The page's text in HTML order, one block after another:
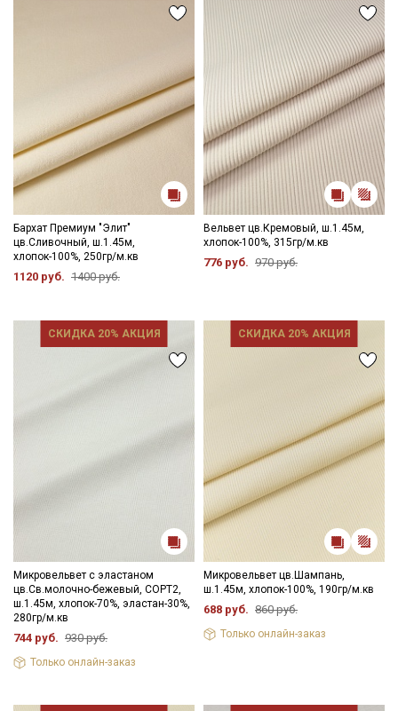
Бархат Премиум "Элит"
цв.Сливочный, ш.1.45м,
хлопок-100%, 250гр/м.кв
1120 руб. 1400 руб.
Вельвет цв.Кремовый, ш.1.45м,
хлопок-100%, 315гр/м.кв
776 руб. 970 руб.
СКИДКА 20% АКЦИЯ
Микровельвет с эластаном
цв.Св.молочно-бежевый, СОРТ2,
ш.1.45м, хлопок-70%, эластан-30%,
280гр/м.кв
744 руб. 930 руб.
Только онлайн-заказ
СКИДКА 20% АКЦИЯ
Микровельвет цв.Шампань,
ш.1.45м, хлопок-100%, 190гр/м.кв
688 руб. 860 руб.
Только онлайн-заказ